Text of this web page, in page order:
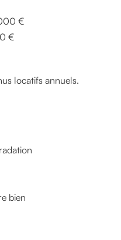
€
€
locatifs annuels.
bien